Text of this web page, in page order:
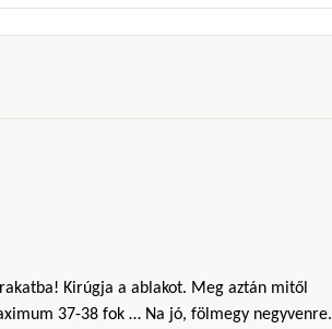
Kirúgja a ablakot. Meg aztán mitől
37-38 fok … Na jó, fölmegy negyvenre.